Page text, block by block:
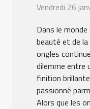
Vendredi 26
Dans le
beauté et de
ongles
dilemme entre
finition
passionné
Alors que les